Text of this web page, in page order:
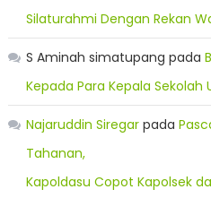
Silaturahmi Dengan Rekan
S Aminah simatupang pada
Kepada Para Kepala Sekolah
Najaruddin Siregarpada
Tahanan,
Kapoldasu Copot Kapolsek